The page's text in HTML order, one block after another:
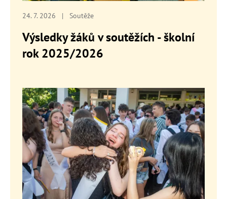
24. 7. 2026 | Soutěže
Výsledky žáků v soutěžích - školní
rok 2025/2026